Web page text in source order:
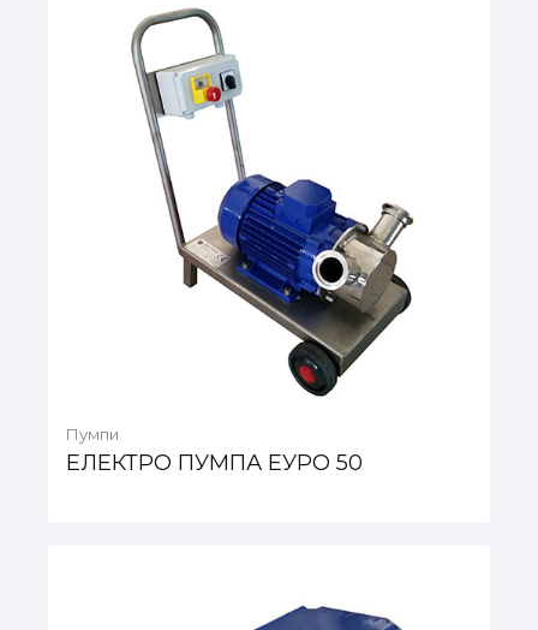
Пумпи
ЕЛЕКТРО ПУМПА ЕУРО 50